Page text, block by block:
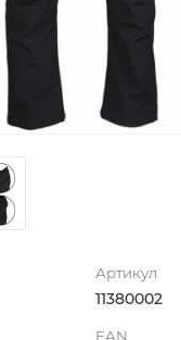
Артикул
11380002
EAN